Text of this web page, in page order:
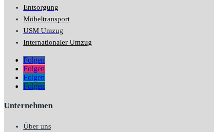
Entsorgung
Möbeltransport
USM Umzug
Internationaler Umzug
Folgen
Folgen
Folgen
Folgen
Unternehmen
Über uns